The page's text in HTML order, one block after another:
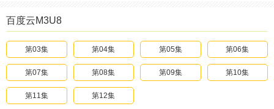
百度云M3U8
第03集 第04集 第05集 第06集
第07集 第08集 第09集 第10集
第11集 第12集